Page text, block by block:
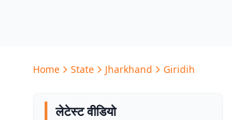
Home State Jharkhand Giridih
लेटेस्ट वीडियो